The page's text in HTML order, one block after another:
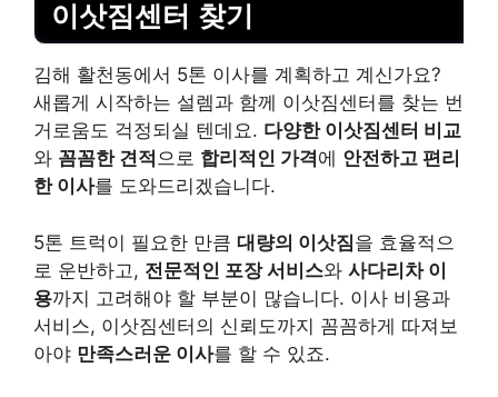
이삿짐센터 찾기
김해 활천동에서 5톤 이사를 계획하고 계신가요?
새롭게 시작하는 설렘과 함께 이삿짐센터를 찾는 번
거로움도 걱정되실 텐데요. 다양한 이삿짐센터 비교
와 꼼꼼한 견적 으로 합리적인 가격에 안전하고 편리
한 이사를 도와드리겠습니다.
5톤 트럭이 필요한 만큼 대량의 이삿짐을 효율적으
로 운반하고, 전문적인 포장 서비스와 사다리차 이
용까지 고려해야 할 부분이 많습니다. 이사 비용과
서비스, 이삿짐센터의 신뢰도까지 꼼꼼하게 따져보
아야 만족스러운 이사를 할 수 있죠.